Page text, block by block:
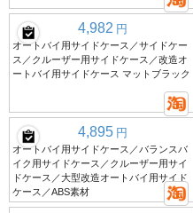
4,982 円
オートバイ用サイドケース／サイドケー
ス／クルーザー用サイドケース／改造オ
ートバイ用サイドケース マットブラック
4,895 円
オートバイ用サイドケース／バランスバ
イク用サイドケース／クルーザー用サイ
ドケース／大型改造オートバイ用サイド
ケース／ABS素材